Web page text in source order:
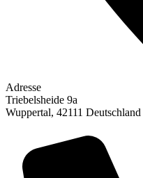
Adresse
Triebelsheide 9a
Wuppertal, 42111 Deutschland